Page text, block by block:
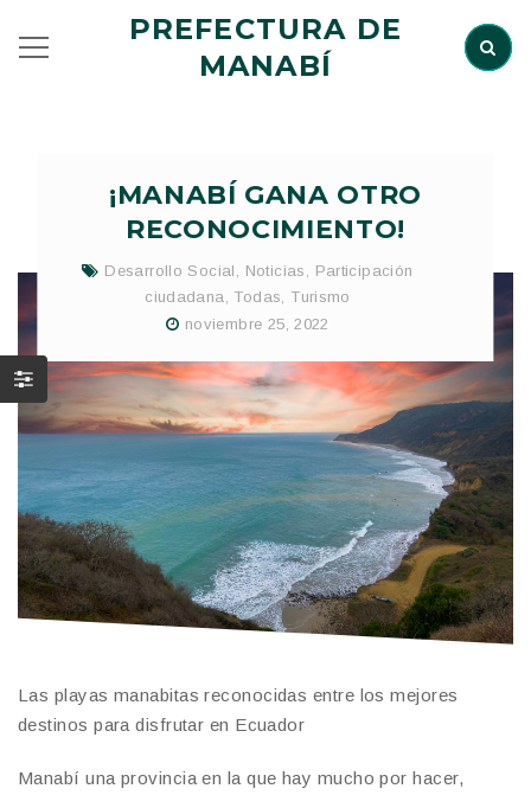
PREFECTURA DE
MANABÍ
¡MANABÍ GANA OTRO
RECONOCIMIENTO!
Desarrollo Social , Noticias , Participación
ciudadana, Todas, Turismo
noviembre 25, 2022
Las playas manabitas reconocidas entre los mejores
destinos para disfrutar en Ecuador
Manabí una provincia en la que hay mucho por hacer,